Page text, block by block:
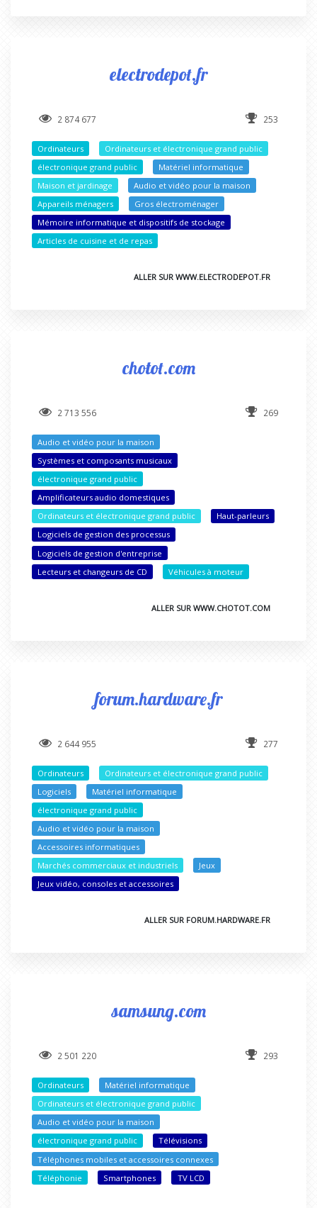
electrodepot.fr
2 874 677 253
Ordinateurs
Ordinateurs et électronique grand public
électronique grand public
Matériel informatique
Maison et jardinage
Audio et vidéo pour la maison
Appareils ménagers
Gros électroménager
Mémoire informatique et dispositifs de stockage
Articles de cuisine et de repas
ALLER SUR WWW.ELECTRODEPOT.FR
chotot.com
2 713 556 269
Audio et vidéo pour la maison
Systèmes et composants musicaux
électronique grand public
Amplificateurs audio domestiques
Ordinateurs et électronique grand public
Haut-parleurs
Logiciels de gestion des processus
Logiciels de gestion d'entreprise
Lecteurs et changeurs de CD
Véhicules à moteur
ALLER SUR WWW.CHOTOT.COM
forum.hardware.fr
2 644 955 277
Ordinateurs
Ordinateurs et électronique grand public
Logiciels
Matériel informatique
électronique grand public
Audio et vidéo pour la maison
Accessoires informatiques
Marchés commerciaux et industriels
Jeux
Jeux vidéo, consoles et accessoires
ALLER SUR FORUM.HARDWARE.FR
samsung.com
2 501 220 293
Ordinateurs
Matériel informatique
Ordinateurs et électronique grand public
Audio et vidéo pour la maison
électronique grand public
Télévisions
Téléphones mobiles et accessoires connexes
Téléphonie
Smartphones TV LCD